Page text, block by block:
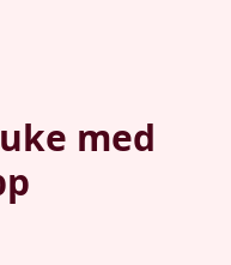
med